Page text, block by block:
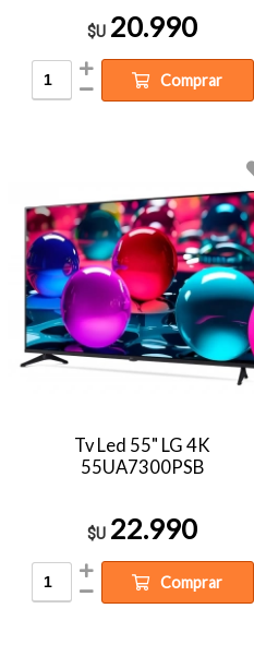
$U 20.990
Comprar
Tv Led 55" LG 4K
55UA7300PSB
$U 22.990
Comprar